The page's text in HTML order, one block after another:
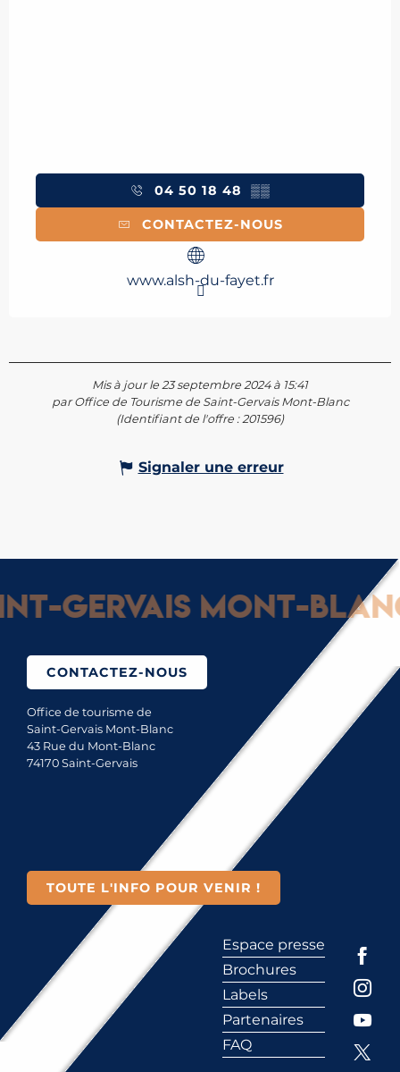
04 50 18 48 ▒▒
CONTACTEZ-NOUS
www.alsh-du-fayet.fr
Mis à jour le 23 septembre 2024 à 15:41
par Office de Tourisme de Saint-Gervais Mont-Blanc
(Identifiant de l'offre :201596)
Signaler une erreur
Gervais Mont-Blanc
CONTACTEZ-NOUS
Office de tourisme de
Saint-Gervais Mont-Blanc
43 Rue du Mont-Blanc
74170 Saint-Gervais
TOUTE L'INFO POUR VENIR !
Espace presse
Brochures
Labels
Partenaires
FAQ